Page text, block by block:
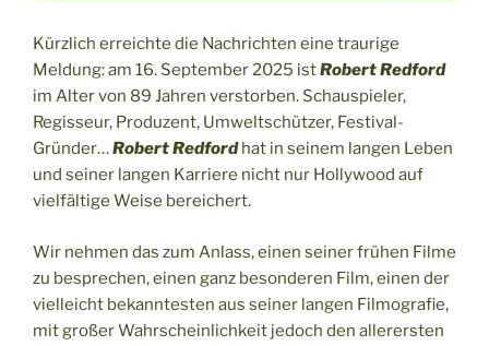
Kürzlich erreichte die Nachrichten eine traurige
Meldung: am 16. September 2025 istRobert Redford
im Alter von 89 Jahren verstorben. Schauspieler,
Regisseur, Produzent, Umweltschützer, Festival-
Gründer…Robert Redfordhat in seinem langen Leben
und seiner langen Karriere nicht nur Hollywood auf
vielfältige Weise bereichert.
Wir nehmen das zum Anlass, einen seiner frühen Filme
zu besprechen, einen ganz besonderen Film, einen der
vielleicht bekanntesten aus seiner langen Filmografie,
mit großer Wahrscheinlichkeit jedoch den allerersten